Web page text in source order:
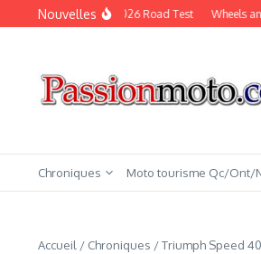
Aller au contenu
Nouvelles
KTM Duke 790 2026 Road Test Wheels and
Chroniques Moto tourisme Qc/Ont/
Accueil / Chroniques /Triumph Speed